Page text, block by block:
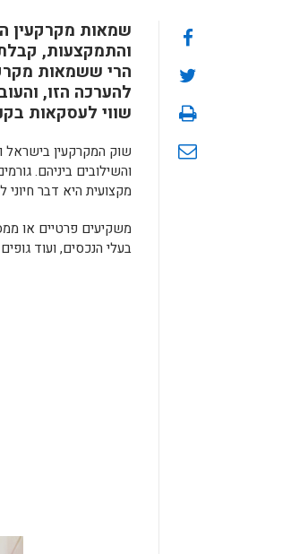
שמאות מקרקעין
והתמקצעות,
הרי ששמאות
להערכה הזו,
שווי לעסקאות
שוק המקרקעין בישראל
והשילובים ביניהם.
מקצועית היא דבר
משקיעים פרטיים או
בעלי הנכסים, ועוד